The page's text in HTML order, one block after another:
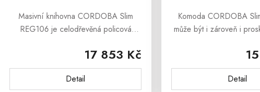
17 853 Kč
Detail
Masivní knihovna CORDOBA Slim
REG106 je celodřevěná policová
úkryt pro Vaše oblíbené knihy či
dekorační předměty.Masivní
knihovna CORDOBA Slim...
Detail
Komoda CORDOBA
může být i zároveň i
moderního interiéru
CORDOBA Slim
z...